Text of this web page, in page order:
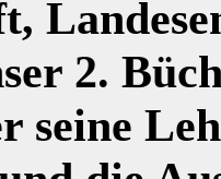
2.
seine